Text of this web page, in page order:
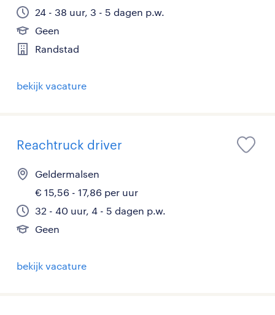
24 - 38 uur, 3 - 5 dagen p.w.
Geen
Randstad
bekijk vacature
Reachtruck driver
Geldermalsen
€ 15,56 - 17,86 per uur
32 - 40 uur, 4 - 5 dagen p.w.
Geen
bekijk vacature